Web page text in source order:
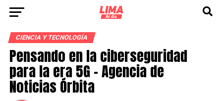
CIENCIA Y TECNOLOGÍA
Pensando en la ciberseguridad
para la era 5G – Agencia de
Noticias Órbita